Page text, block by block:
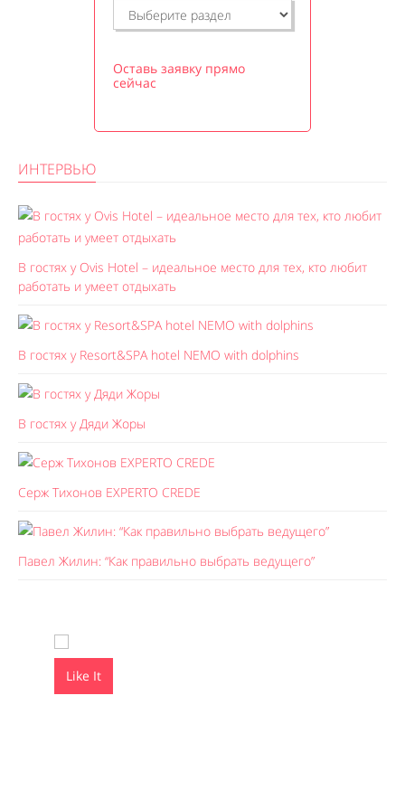
Оставь заявку прямо
сейчас
ИНТЕРВЬЮ
В гостях у Ovis Hotel – идеальное место для тех, кто любит
работать и умеет отдыхать
В гостях у Resort&SPA hotel NEMO with dolphins
В гостях у Дяди Жоры
Серж Тихонов EXPERTO CREDE
Павел Жилин: “Как правильно выбрать ведущего”
Like It